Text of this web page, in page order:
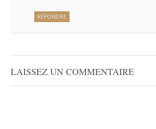
RÉPONDRE
LAISSEZ UN COMMENTAIRE